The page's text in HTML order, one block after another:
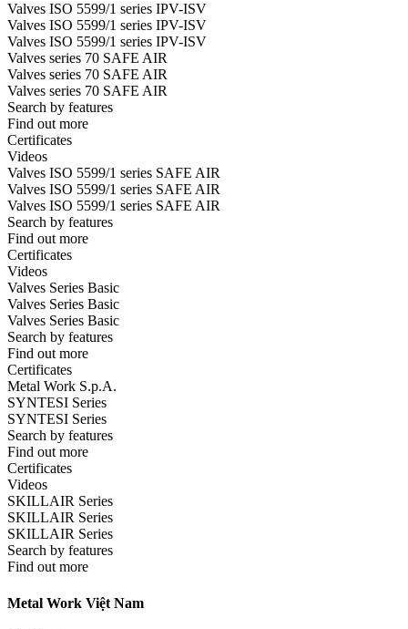
Valves ISO 5599/1 series IPV-ISV
Valves ISO 5599/1 series IPV-ISV
Valves ISO 5599/1 series IPV-ISV
Valves series 70 SAFE AIR
Valves series 70 SAFE AIR
Valves series 70 SAFE AIR
Search by features
Find out more
Certificates
Videos
Valves ISO 5599/1 series SAFE AIR
Valves ISO 5599/1 series SAFE AIR
Valves ISO 5599/1 series SAFE AIR
Search by features
Find out more
Certificates
Videos
Valves Series Basic
Valves Series Basic
Valves Series Basic
Search by features
Find out more
Certificates
Metal Work S.p.A.
SYNTESI Series
SYNTESI Series
Search by features
Find out more
Certificates
Videos
SKILLAIR Series
SKILLAIR Series
SKILLAIR Series
Search by features
Find out more
Metal Work Việt Nam